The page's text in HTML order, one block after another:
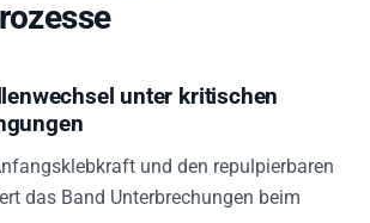
unter kritischen
und den repulpierbaren
das Band Unterbrechungen beim